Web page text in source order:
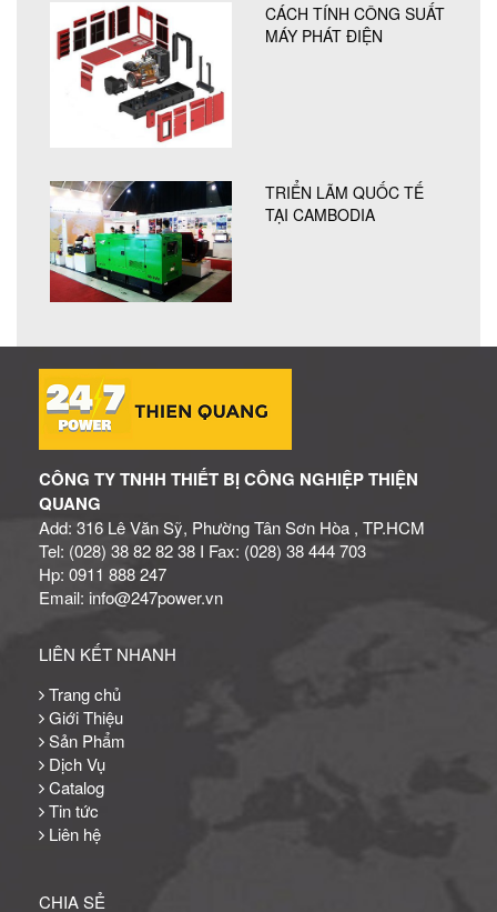
CÁCH TÍNH CÔNG SUẤT
MÁY PHÁT ĐIỆN
TRIỂN LÃM QUỐC TẾ
TẠI CAMBODIA
CÔNG TY TNHH THIẾT BỊ CÔNG NGHIỆP THIỆN
QUANG
Add: 316 Lê Văn Sỹ, Phường Tân Sơn Hòa , TP.HCM
Tel: (028) 38 82 82 38 I Fax: (028) 38 444 703
Hp: 0911 888 247
Email: info@247power.vn
LIÊN KẾT NHANH
Trang chủ
Giới Thiệu
Sản Phẩm
Dịch Vụ
Catalog
Tin tức
Liên hệ
CHIA SẺ